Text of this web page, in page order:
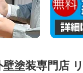
塗装専門店